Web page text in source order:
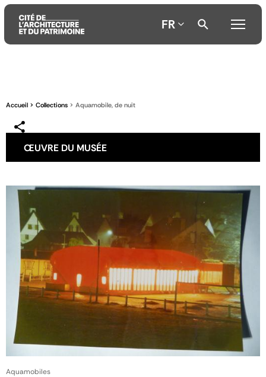
contenu
menu
la
FR
Accueil Collections Aquamobile, de nuit
ŒUVRE DU MUSÉE
Aquamobiles